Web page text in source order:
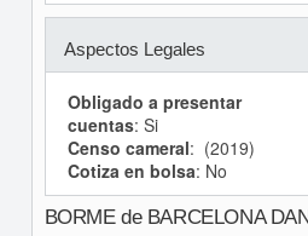
Aspectos Legales
Obligado a presentar
cuentas: Si
Censo cameral: (2019)
Cotiza en bolsa: No
BORME de BARCELONA